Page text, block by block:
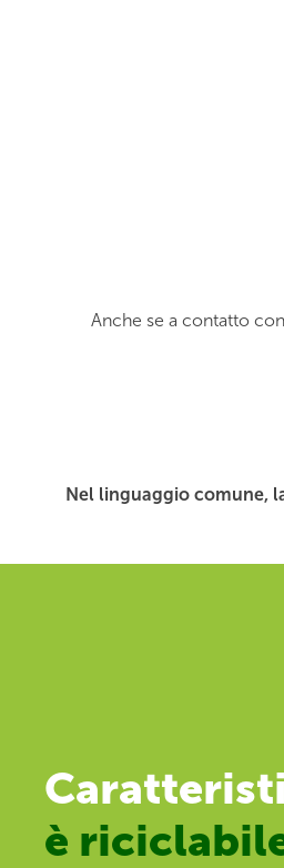
Anche se a contatto
Nel linguaggio comune,
è